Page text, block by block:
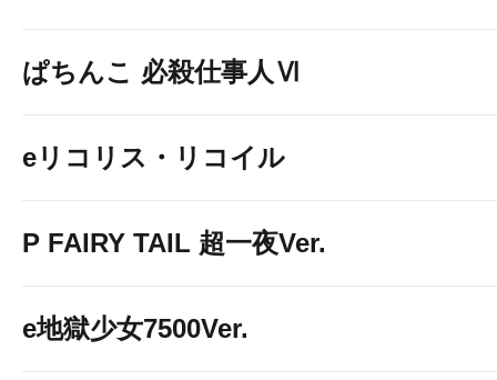
e 七つの大罪3
↓↓↓画像をクリックして詳細情報
ぱちんこ 必殺仕事人Ⅵ
eリコリス・リコイル
P FAIRY TAIL 超一夜Ver.
e地獄少女7500Ver.